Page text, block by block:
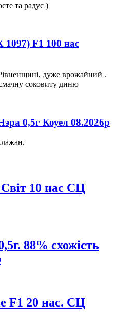
та радує )
F1 100 нас
дуже врожайний .
соковиту диню
0,5г Коуел 08.2026р
10 нас СЦ
88% схожість
F1 20 нас. СЦ